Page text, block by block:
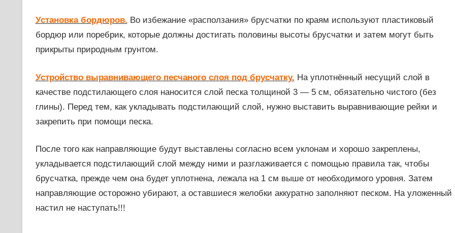
Установка бордюров. Во избежание «расползания» брусчатки по краям используют пластиковый
бордюр или поребрик, которые должны достигать половины высоты брусчатки и затем могут быть
прикрыты природным грунтом.
Устройство выравнивающего песчаного слоя под брусчатку. На уплотнённый несущий слой в
качестве подстилающего слоя наносится слой песка толщиной 3 — 5 см, обязательно чистого (без
глины). Перед тем, как укладывать подстилающий слой, нужно выставить выравнивающие рейки и
закрепить при помощи песка.
После того как направляющие будут выставлены согласно всем уклонам и хорошо закреплены,
укладывается подстилающий слой между ними и разглаживается с помощью правила так, чтобы
брусчатка, прежде чем она будет уплотнена, лежала на 1 см выше от необходимого уровня. Затем
направляющие осторожно убирают, а оставшиеся желобки аккуратно заполняют песком. На уложенный
настил не наступать!!!